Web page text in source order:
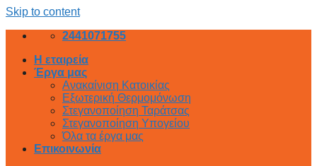
Skip to content
2441071755
Η εταιρεία
Έργα μας
Ανακαίνιση Κατοικίας
Εξωτερική Θερμομόνωση
Στεγανοποίηση Ταράτσας
Στεγανοποίηση Υπογείου
Όλα τα έργα μας
Επικοινωνία